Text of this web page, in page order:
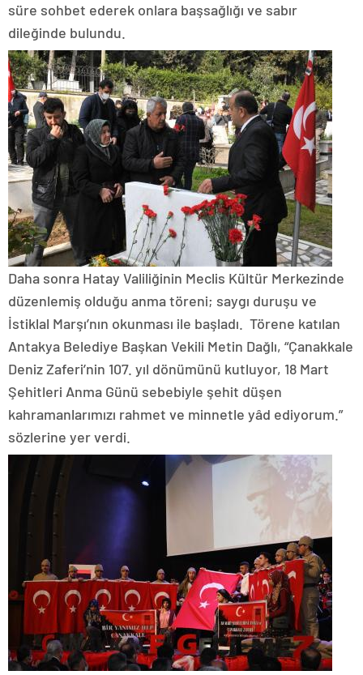
süre sohbet ederek onlara başsağlığı ve sabır
dileğinde bulundu.
Daha sonra Hatay Valiliğinin Meclis Kültür Merkezinde
düzenlemiş olduğu anma töreni; saygı duruşu ve
İstiklal Marşı’nın okunması ile başladı. Törene katılan
Antakya Belediye Başkan Vekili Metin Dağlı, “Çanakkale
Deniz Zaferi’nin 107. yıl dönümünü kutluyor, 18 Mart
Şehitleri Anma Günü sebebiyle şehit düşen
kahramanlarımızı rahmet ve minnetle yâd ediyorum.”
sözlerine yer verdi.